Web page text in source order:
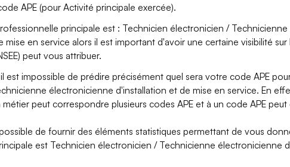
APE (pour Activité principale exercée).
principale est : Technicien électronicien /
mise en service alors il est important d'avoir une certaine visibilité sur
peut vous attribuer.
il est impossible de prédire précisément quel sera votre code APE
électronicienne d'installation et de mise en service. En
peut correspondre plusieurs codes APE et à un code APE
de fournir des éléments statistiques permettant de vous
est Technicien électronicien / Technicienne électronicienne